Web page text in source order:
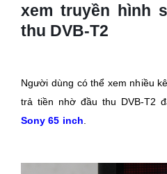
xem truyền hình
thu DVB-T2
Người dùng có thể xem nhiều
trả tiền nhờ đầu thu DVB-T2
Sony 65 inch